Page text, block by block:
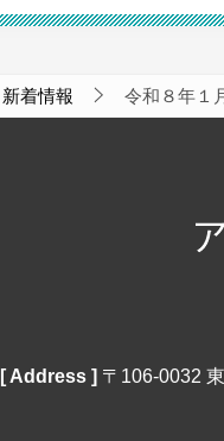
新着情報 令和８年１
[ Address ]〒106‐0032